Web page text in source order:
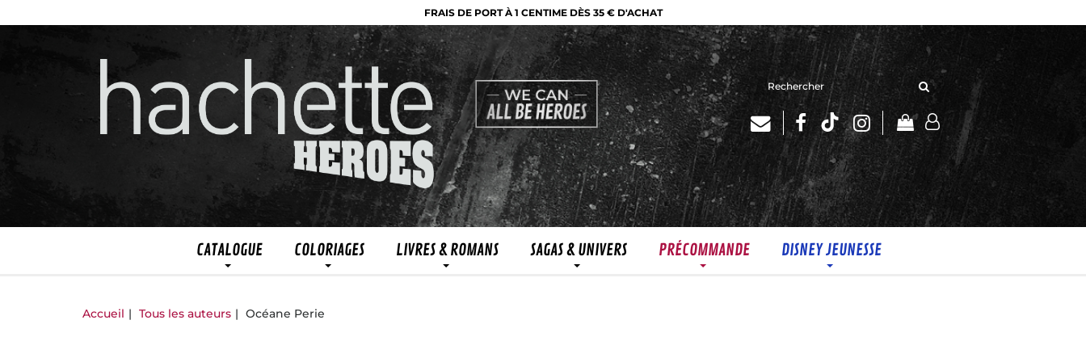
FRAIS DE PORT À 1 CENTIME DÈS 35 € D'ACHAT
Rechercher
site
CATALOGUE COLORIAGES LIVRES & ROMANS SAGAS & UNIVERS PRÉCOMMANDE DISNEY JEUNESSE
Accueil Tous les auteurs Océane Perie